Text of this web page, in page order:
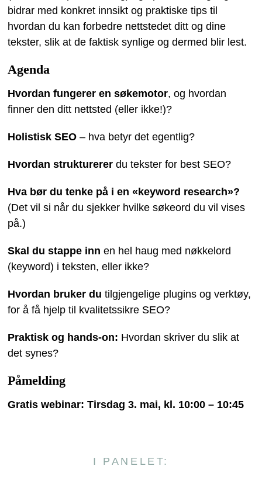
bidrar med konkret innsikt og praktiske tips til
hvordan du kan forbedre nettstedet ditt og dine
tekster, slik at de faktisk synlige og dermed blir lest.
Agenda
Hvordan fungerer en søkemotor, og hvordan
finner den ditt nettsted (eller ikke!)?
Holistisk SEO– hva betyr det egentlig?
Hvordan strukturererdu tekster for best SEO?
Hva bør du tenke på i en «keyword research»?
(Det vil si når du sjekker hvilke søkeord du vil vises
på.)
Skal du stappe inn en hel haug med nøkkelord
(keyword) i teksten, eller ikke?
Hvordan bruker du tilgjengelige plugins og verktøy,
for å få hjelp til kvalitetssikre SEO?
Praktisk og hands-on: Hvordan skriver du slik at
det synes?
Påmelding
Gratis webinar: Tirsdag 3. mai, kl. 10:00 – 10:45
I PANELET: